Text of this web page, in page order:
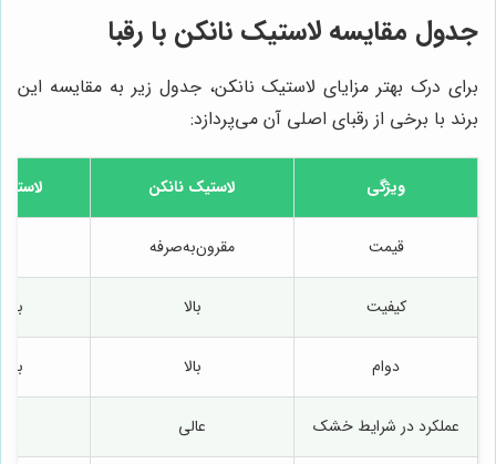
جدول مقایسه لاستیک نانکن با رقبا
برای درک بهتر مزایای لاستیک نانکن، جدول زیر به مقایسه این
برند با برخی از رقبای اصلی آن می‌پردازد:
ویژگی لاستیک نانکن
قیمت مقرون‌به‌صرفه
کیفیت بالا
دوام بالا
عملکرد در شرایط خشک عالی